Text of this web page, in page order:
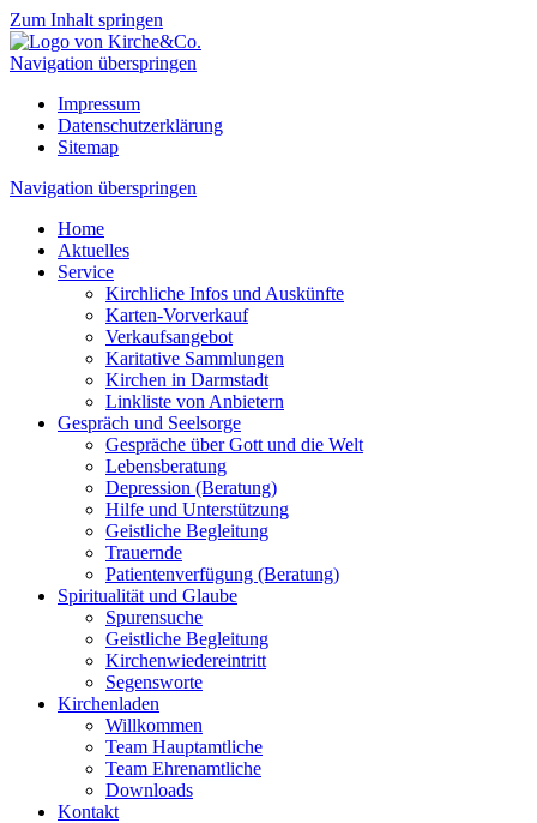
Zum Inhalt springen
Navigation überspringen
Impressum
Datenschutzerklärung
Sitemap
Navigation überspringen
Home
Aktuelles
Service
Kirchliche Infos und Auskünfte
Karten-Vorverkauf
Verkaufsangebot
Karitative Sammlungen
Kirchen in Darmstadt
Linkliste von Anbietern
Gespräch und Seelsorge
Gespräche über Gott und die Welt
Lebensberatung
Depression (Beratung)
Hilfe und Unterstützung
Geistliche Begleitung
Trauernde
Patientenverfügung (Beratung)
Spiritualität und Glaube
Spurensuche
Geistliche Begleitung
Kirchenwiedereintritt
Segensworte
Kirchenladen
Willkommen
Team Hauptamtliche
Team Ehrenamtliche
Downloads
Kontakt